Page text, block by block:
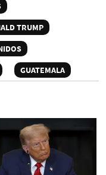
TRUMP
GUATEMALA